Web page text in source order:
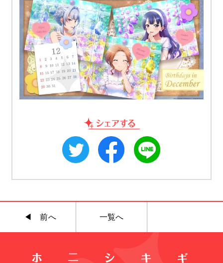
◀︎ 前へ 一覧へ